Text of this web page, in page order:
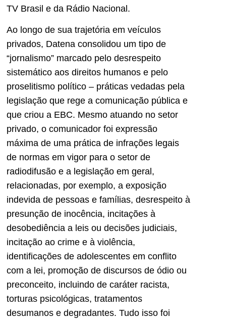
TV Brasil e da Rádio Nacional.
Ao longo de sua trajetória em veículos
privados, Datena consolidou um tipo de
“jornalismo” marcado pelo desrespeito
sistemático aos direitos humanos e pelo
proselitismo político – práticas vedadas pela
legislação que rege a comunicação pública e
que criou a EBC. Mesmo atuando no setor
privado, o comunicador foi expressão
máxima de uma prática de infrações legais
de normas em vigor para o setor de
radiodifusão e a legislação em geral,
relacionadas, por exemplo, a exposição
indevida de pessoas e famílias, desrespeito à
presunção de inocência, incitações à
desobediência a leis ou decisões judiciais,
incitação ao crime e à violência,
identificações de adolescentes em conflito
com a lei, promoção de discursos de ódio ou
preconceito, incluindo de caráter racista,
torturas psicológicas, tratamentos
desumanos e degradantes. Tudo isso foi